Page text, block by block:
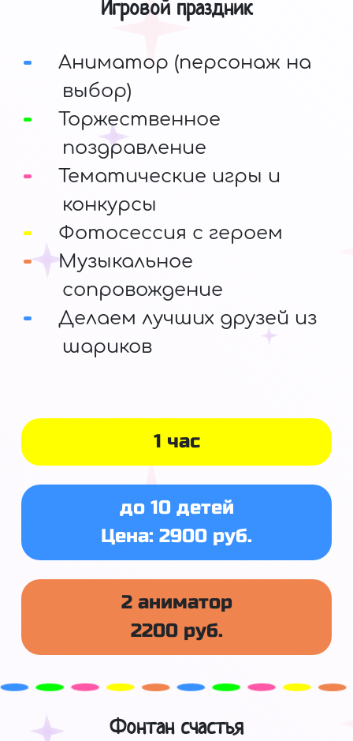
1 час
до 10 детей
Цена: 2900 руб.
2 аниматор
2200 руб.
Игровой праздник
Аниматор (персонаж на
выбор)
Торжественное
поздравление
Тематические игры и
конкурсы
Фотосессия с героем
Музыкальное
сопровождение
Делаем лучших друзей из
шариков
Фонтан счастья